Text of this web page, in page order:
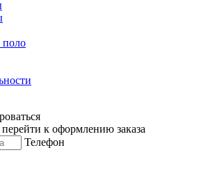
к оформлению заказа
Телефон